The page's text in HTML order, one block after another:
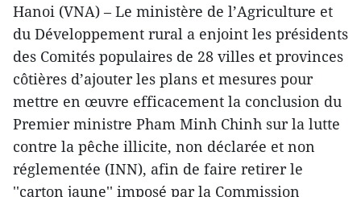
Hanoi (VNA) – Le ministère de l’Agriculture et
du Développement rural a enjoint les présidents
des Comités populaires de 28 villes et provinces
côtières d’ajouter les plans et mesures pour
mettre en œuvre efficacement la conclusion du
Premier ministre Pham Minh Chinh sur la lutte
contre la pêche illicite, non déclarée et non
réglementée (INN), afin de faire retirer le
''carton jaune'' imposé par la Commission